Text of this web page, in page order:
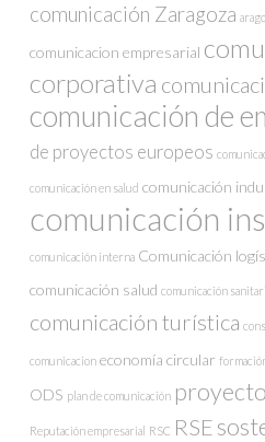
comunicación Zaragoza
comunicacion empresarial
corporativa
comunicación de
de proyectos europeos
comunicación en salud comunicación
comunicación
comunicación interna Comunicación
comunicación salud comunicación
comunicación turística
comunicacion economía circular
ODS plan de comunicación
Reputación empresarial RSC RSE